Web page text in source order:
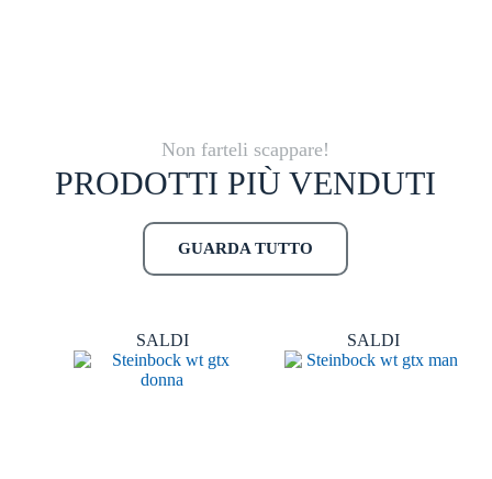
Non farteli scappare!
PRODOTTI PIÙ VENDUTI
GUARDA TUTTO
SALDI SALDI